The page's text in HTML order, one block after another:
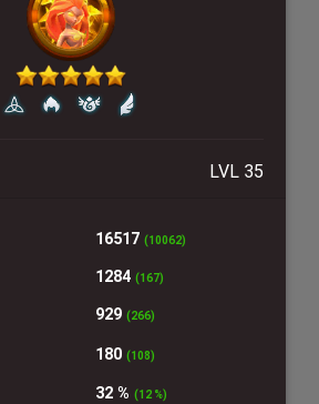
LVL 35
16517 (10062)
1284 (167)
929 (266)
180 (108)
32 % (12 %)